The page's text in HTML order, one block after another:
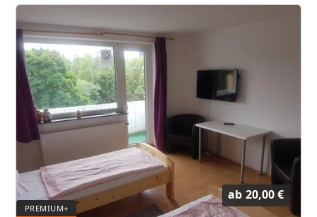
ab 20,00 €